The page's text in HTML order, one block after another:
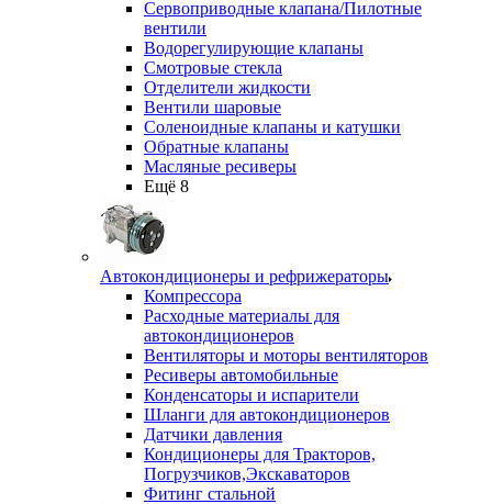
Сервоприводные клапана/Пилотные
вентили
Водорегулирующие клапаны
Смотровые стекла
Отделители жидкости
Вентили шаровые
Соленоидные клапаны и катушки
Обратные клапаны
Масляные ресиверы
Ещё 8
Автокондиционеры и рефрижераторы
Компрессора
Расходные материалы для
автокондиционеров
Вентиляторы и моторы вентиляторов
Ресиверы автомобильные
Конденсаторы и испарители
Шланги для автокондиционеров
Датчики давления
Кондиционеры для Тракторов,
Погрузчиков,Экскаваторов
Фитинг стальной